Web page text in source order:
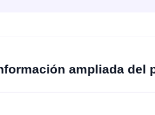
ampliada del